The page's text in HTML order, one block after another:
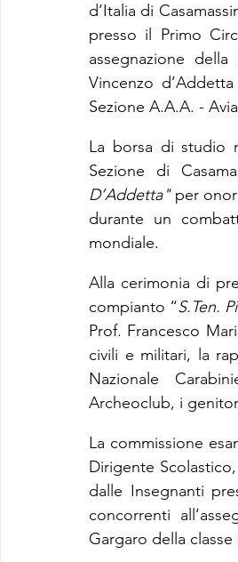
d’Italia di
presso il Primo
assegnazione
Vincenzo
Sezione A.A.A. -
La borsa di studio
Sezione di
D’Addetta" per
durante un
mondiale.
Alla cerimonia di
compianto “S.Ten.
Prof. Francesco
civili e militari, la
Nazionale
Archeoclub, i
La commissione
Dirigente
dalle Insegnanti
concorrenti
Gargaro della classe